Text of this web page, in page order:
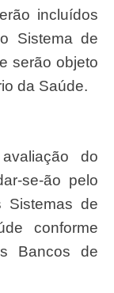
incluídos
Sistema de
serão objeto
da Saúde.
se-ão pelo
Sistemas de
conforme
Bancos de